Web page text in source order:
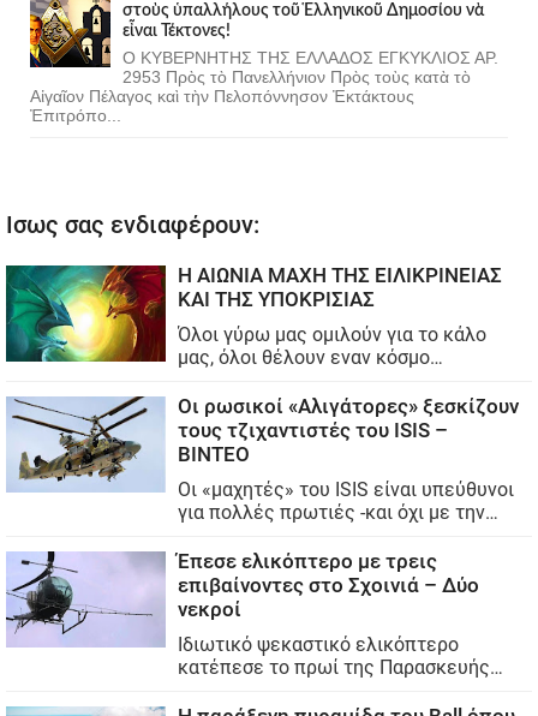
στοὺς ὑπαλλήλους τοῦ Ἑλληνικοῦ Δημοσίου νὰ
εἶναι Τέκτονες!
Ο ΚΥΒΕΡΝΗΤΗΣ ΤΗΣ ΕΛΛΑΔΟΣ ΕΓΚΥΚΛΙΟΣ ΑΡ.
2953 Πρὸς τὸ Πανελλήνιον Πρὸς τοὺς κατὰ τὸ
Αἰγαῖον Πέλαγος καὶ τὴν Πελοπόννησον Ἐκτάκτους
Ἐπιτρόπο...